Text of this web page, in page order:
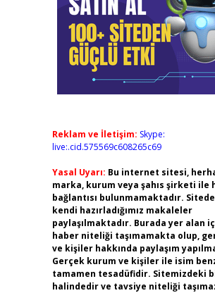
Reklam ve İletişim: Skype:
live:.cid.575569c608265c69
Yasal Uyarı: Bu internet sitesi,
marka, kurum veya şahıs şirketi ile
bağlantısı bulunmamaktadır.
kendi hazırladığımız makaleler
paylaşılmaktadır. Burada yer alan
haber niteliği taşımamakta olup,
ve kişiler hakkında paylaşım
Gerçek kurum ve kişiler ile isim
tamamen tesadüfidir. Sitemizdeki
halindedir ve tavsiye niteliği